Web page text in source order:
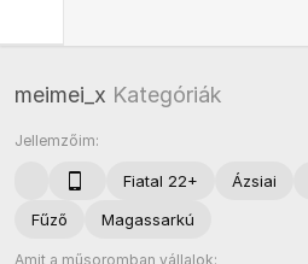
meimei_x Kategóriák
Jellemzőim:
Fiatal 22+ Ázsiai
Fűző
Magassarkú
Amit a műsoromban vállalok: